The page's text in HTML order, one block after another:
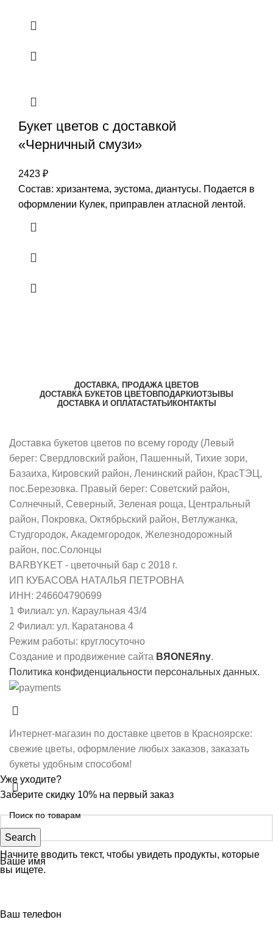
Букет цветов с доставкой
«Черничный смузи»
2423 ₽
Состав: хризантема, эустома, диантусы. Подается в
оформлении Кулек, приправлен атласной лентой.
ДОСТАВКА, ПРОДАЖА ЦВЕТОВ
ДОСТАВКА БУКЕТОВ ЦВЕТОВПОДАРКИОТЗЫВЫ
ДОСТАВКА И ОПЛАТАСТАТЬИКОНТАКТЫ
Доставка букетов цветов по всему городу (Левый
берег: Свердловский район, Пашенный, Тихие зори,
Базаиха, Кировский район, Ленинский район, КрасТЭЦ,
пос.Березовка. Правый берег: Советский район,
Солнечный, Северный, Зеленая роща, Центральный
район, Покровка, Октябрьский район, Ветлужанка,
Студгородок, Академгородок, Железнодорожный
район, пос.Солонцы
BARBYKET - цветочный бар с 2018 г.
ИП КУБАСОВА НАТАЛЬЯ ПЕТРОВНА
ИНН: 246604790699
1 Филиал: ул. Караульная 43/4
2 Филиал: ул. Каратанова 4
Режим работы: круглосуточно
Создание и продвижение сайта BЯONEЯny.
Политика конфиденциальности персональных данных.
Интернет-магазин по доставке цветов в Красноярске:
свежие цветы, оформление любых заказов, заказать
букеты удобным способом!
Search
Начните вводить текст, чтобы увидеть продукты, которые
вы ищете.
Уже уходите?
Заберите скидку 10% на первый заказ
Ваше имя
Ваш телефон